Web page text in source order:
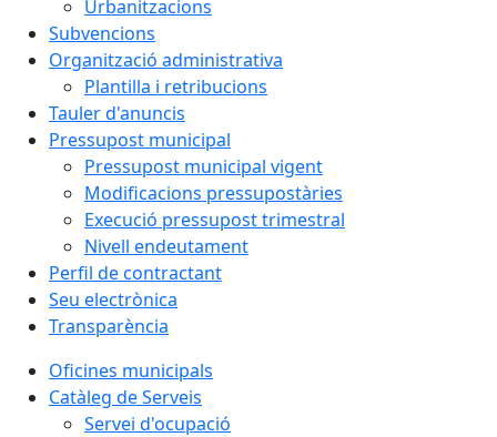
Urbanitzacions
Subvencions
Organització administrativa
Plantilla i retribucions
Tauler d'anuncis
Pressupost municipal
Pressupost municipal vigent
Modificacions pressupostàries
Execució pressupost trimestral
Nivell endeutament
Perfil de contractant
Seu electrònica
Transparència
Oficines municipals
Catàleg de Serveis
Servei d'ocupació